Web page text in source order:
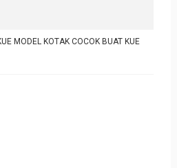
MODEL KOTAK COCOK BUAT KUE